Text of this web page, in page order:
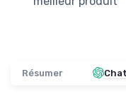
Résumer